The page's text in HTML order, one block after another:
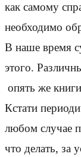
как самому
необходимо
В наше время
этого.
опять же
Кстати
любом случае
что делать, за